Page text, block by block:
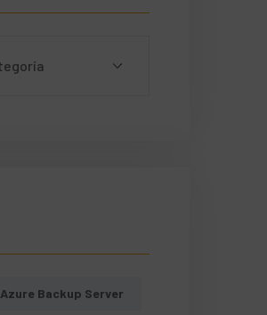
Azure Backup Server